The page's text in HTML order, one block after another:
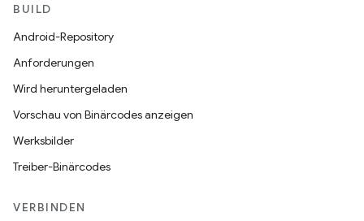
BUILD
Android-Repository
Anforderungen
Wird heruntergeladen
Vorschau von Binärcodes anzeigen
Werksbilder
Treiber-Binärcodes
VERBINDEN